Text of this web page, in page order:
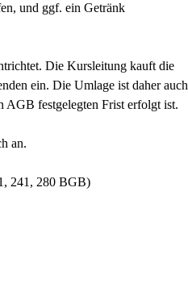
und ggf. ein Getränk
Die Kursleitung kauft die
ein. Die Umlage ist daher auch
AGB festgelegten Frist erfolgt ist.
an.
241, 280 BGB)